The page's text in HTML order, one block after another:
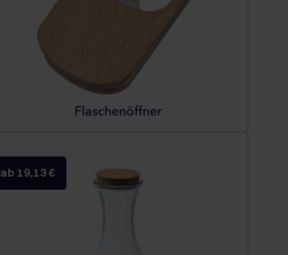
Flaschenöffner
ab 19,13 €